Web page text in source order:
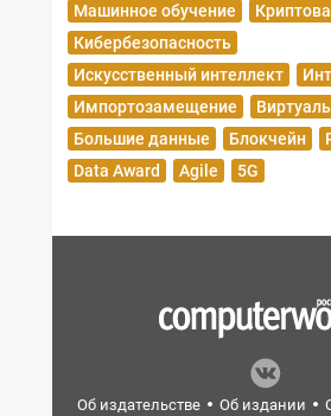
Машинное обучение
Кибербезопасность
Искусственный интеллект
Импортозамещение
Большие данные
Блокчейн
Data Award
Agile 5G
Об издательстве Об издании